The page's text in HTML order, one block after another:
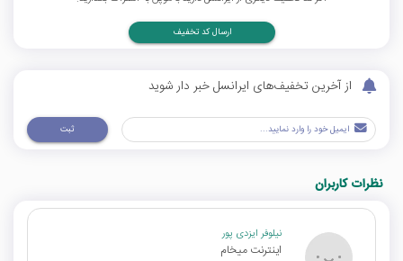
ارسال کد تخفیف
از آخرین تخفیف‌های ایرانسل خبر دار شوید
ثبت
نظرات کاربران
نیلوفر ایزدی پور
اینترنت میخام